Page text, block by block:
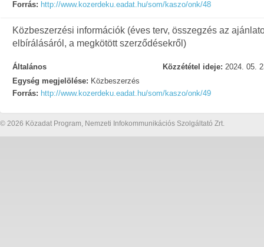
Forrás: http://www.kozerdeku.eadat.hu/som/kaszo/onk/48
Közbeszerzési információk (éves terv, összegzés az
elbírálásáról, a megkötött szerződésekről)
Általános Közzététel ideje: 2024. 05.
Egység megjelölése: Közbeszerzés
Forrás: http://www.kozerdeku.eadat.hu/som/kaszo/onk/49
© 2026 Közadat Program, Nemzeti Infokommunikációs Szolgáltató Zrt.